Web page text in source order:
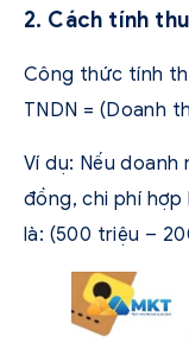
2. Cách tính
Công thức tính
TNDN = (Doanh
Ví dụ: Nếu
đồng, chi phí hợp
là: (500 triệu –